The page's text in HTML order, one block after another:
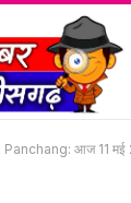
आज 11 मई 2025 का शुभ